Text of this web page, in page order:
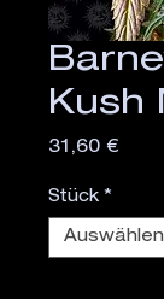
Kush
31,60 €Preis
Stück *